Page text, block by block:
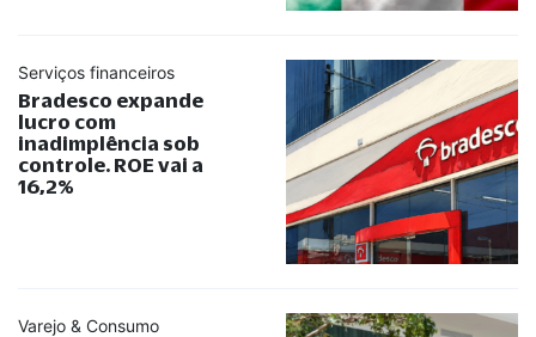
Serviços financeiros
Bradesco expande
lucro com
inadimplência sob
controle. ROE vai a
16,2%
Varejo & Consumo